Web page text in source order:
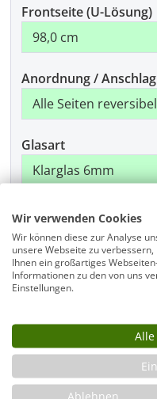
Frontseite (U-Lösung)
Anordnung / Anschlag
Glasart
Griffart
Handtuchstange
Beschlagfarbe
Wir verwenden Cookies
Wir können diese zur Analyse
unsere Webseite zu
Ihnen ein großartiges
Informationen zu den von uns
Einstellungen.
Ablehnen